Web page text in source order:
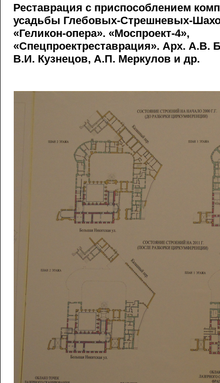
Реставрация с приспособлением
усадьбы Глебовых-Стрешневых-
«Геликон-опера». «Моспроект-4»,
«Спецпроектреставрация». Арх. А.В.
В.И. Кузнецов, А.П. Меркулов и др.